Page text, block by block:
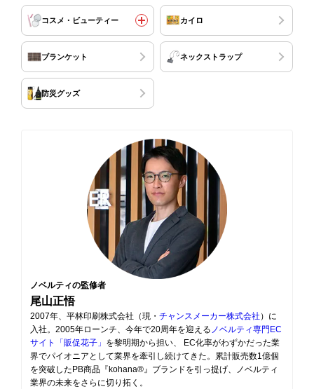
コスメ・ビューティー カイロ
ブランケット ネックストラップ
防災グッズ
ノベルティの監修者
尾山正悟
2007年、平林印刷株式会社（現・ チャンスメーカー株式会社 ）に
入社。2005年ローンチ、今年で20周年を迎える ノベルティ専門EC
サイト「販促花子」 を黎明期から担い、 EC化率がわずかだった業
界でパイオニアとして業界を牽引し続けてきた。累計販売数1億個
を突破したPB商品『kohana®』ブランドを引っ提げ、ノベルティ
業界の未来をさらに切り拓く。